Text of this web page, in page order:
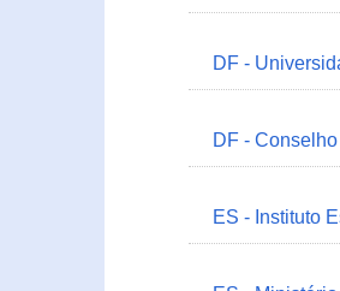
DF -
DF -
ES - Instituto